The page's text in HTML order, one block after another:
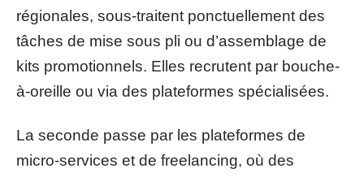
régionales, sous-traitent ponctuellement des
tâches de mise sous pli ou d’assemblage de
kits promotionnels. Elles recrutent par bouche-
à-oreille ou via des plateformes spécialisées.
La seconde passe par les plateformes de
micro-services et de freelancing, où des